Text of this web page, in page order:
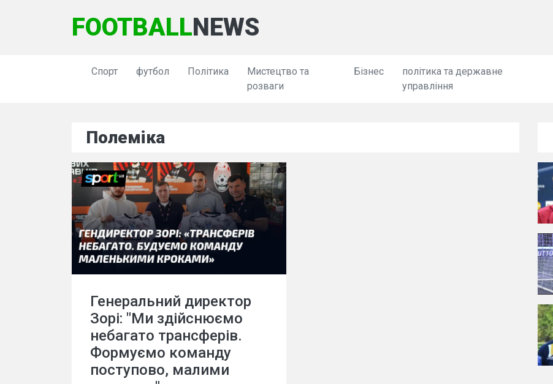
FOOTBALLNEWS
Спорт футбол Політика
Мистецтво та
розваги
Бізнес
політика та державне
управління
Полеміка
Генеральний директор
Зорі: "Ми здійснюємо
небагато трансферів.
Формуємо команду
поступово, малими